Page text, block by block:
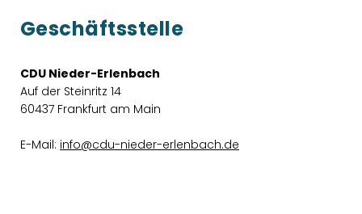
Geschäftsstelle
CDU Nieder-Erlenbach
Auf der Steinritz 14
60437 Frankfurt am Main
E-Mail: info@cdu-nieder-erlenbach.de